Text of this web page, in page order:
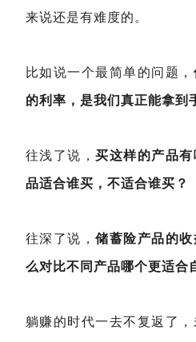
来说还是有难度的。
比如说一个最简单的问题，
的利率，是我们真正能拿到
往浅了说，买这样的产品
品适合谁买，不适合谁买？
往深了说，储蓄险产品的
么对比不同产品哪个更适合
躺赚的时代一去不复返了